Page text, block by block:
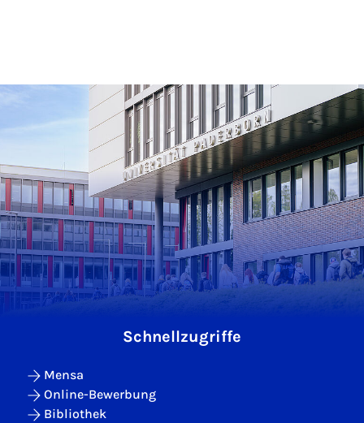
Schnellzugriffe
Mensa
Online-Bewerbung
Bibliothek